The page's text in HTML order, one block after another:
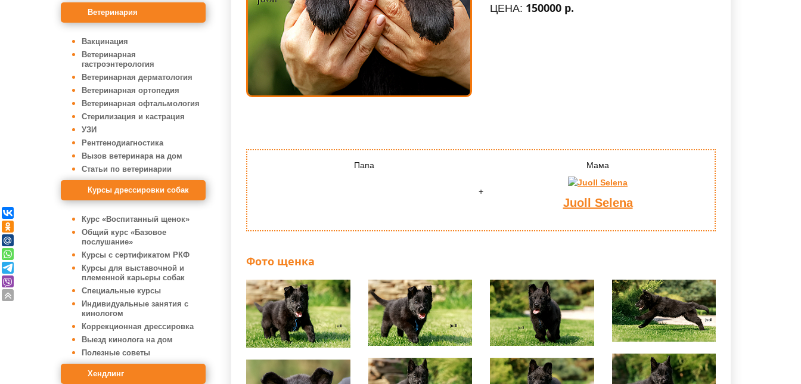
Ветеринария
Вакцинация
Ветеринарная
гастроэнтерология
Ветеринарная дерматология
Ветеринарная ортопедия
Ветеринарная офтальмология
Стерилизация и кастрация
УЗИ
Рентгенодиагностика
Вызов ветеринара на дом
Статьи по ветеринарии
Курсы дрессировки собак
Курс «Воспитанный щенок»
Общий курс «Базовое
послушание»
Курсы с сертификатом РКФ
Курсы для выставочной и
племенной карьеры собак
Специальные курсы
Индивидуальные занятия с
кинологом
Коррекционная дрессировка
Выезд кинолога на дом
Полезные советы
Хендлинг
ЦЕНА: 150000 р.
Папа Мама
Juoll Selena
Фото щенка